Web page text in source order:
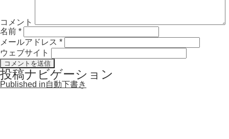
コメント
名前 *
メールアドレス *
ウェブサイト
投稿ナビゲーション
Published in自動下書き